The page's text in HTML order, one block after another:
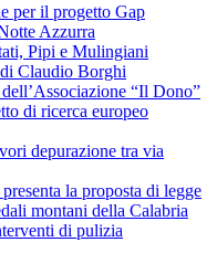
per il progetto Gap
Azzurra
Pipi e Mulingiani
Claudio Borghi
“Il Dono”
di ricerca europeo
depurazione tra via
la proposta di legge
montani della Calabria
di pulizia